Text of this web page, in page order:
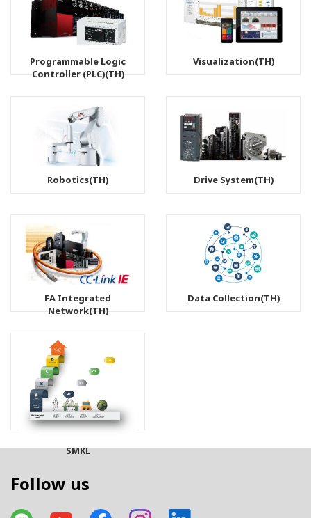
Programmable Logic
Controller (PLC)(TH)
Visualization(TH)
Robotics(TH) Drive System(TH)
FA Integrated
Network(TH)
Data Collection(TH)
SMKL
Follow us